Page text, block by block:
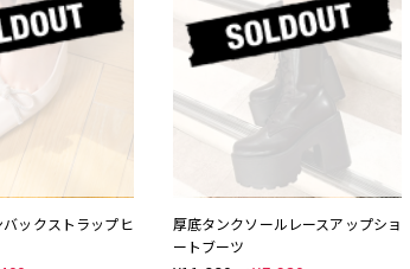
バックストラップヒ
厚底タンクソールレースアップショ
ートブーツ